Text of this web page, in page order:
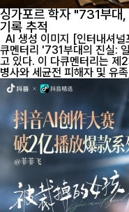
싱가포르 학자 "731부
기록 추적
큐멘터리 '731부대의 진실:
고 있다. 이 다큐멘터리는 제
병사와 세균전 피해자 및 유